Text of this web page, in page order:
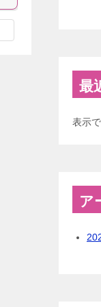
最
表示
ア